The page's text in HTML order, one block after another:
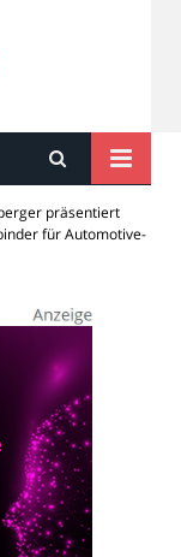
präsentiert
für Automotive-